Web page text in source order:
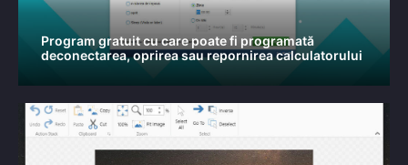
Program gratuit cu care poate fi programată
deconectarea, oprirea sau repornirea calculatorului